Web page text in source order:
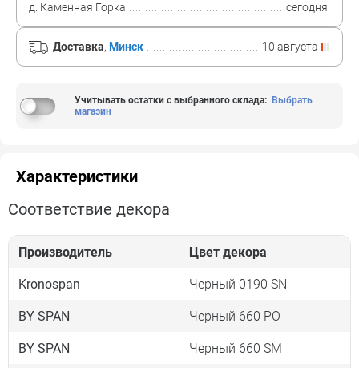
д. Каменная Горка
сегодня
Доставка, Минск 10 августа
Учитывать остатки с выбранного склада: Выбрать
магазин
Характеристики
Соответствие декора
Производитель Цвет декора
Kronospan Черный 0190 SN
BY SPAN Черный 660 PO
BY SPAN Черный 660 SM